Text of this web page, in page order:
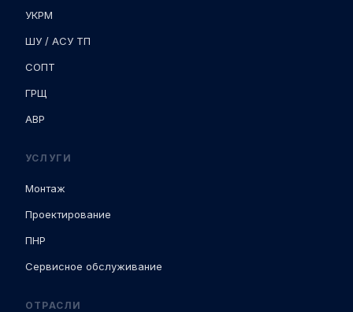
УКРМ
ШУ / АСУ ТП
СОПТ
ГРЩ
АВР
УСЛУГИ
Монтаж
Проектирование
ПНР
Сервисное обслуживание
ОТРАСЛИ